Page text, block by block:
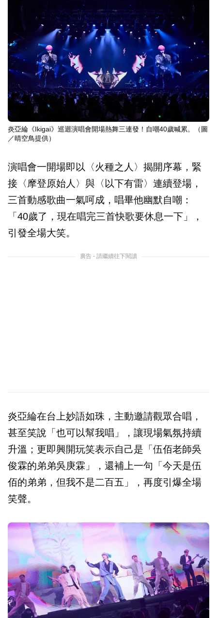
炎亞綸《Ikigai》巡迴演唱會開場熱舞三連發！自嘲40歲喊累。（圖
／晴空鳥提供）
演唱會一開場即以〈火種之人〉揭開序幕，緊
接〈摩登原始人〉與〈以下有雷〉連續登場，
三首動感歌曲一氣呵成，唱畢他幽默自嘲：
「40歲了，現在唱完三首快歌要休息一下」，
引發全場大笑。
廣告 - 請繼續往下閱讀
炎亞綸在台上妙語如珠，主動邀請觀眾合唱，
甚至笑說「也可以幫我唱」，讓現場氣氛持續
升溫；更即興開玩笑表示自己是「伍佰老師吳
俊霖的弟弟吳庚霖」，還補上一句「今天是伍
佰的弟弟，但我不是二百五」，再度引爆全場
笑聲。